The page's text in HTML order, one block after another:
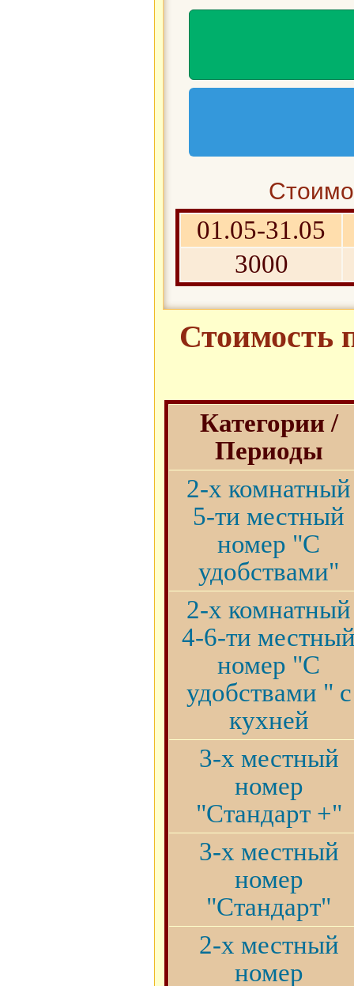
01.05-31.05
3000
Стоимость
Категории /
Периоды
2-х комнатный
5-ти местный
номер "С
удобствами"
2-х комнатный
4-6-ти
номер "С
удобствами " с
кухней
3-х местный
номер
"Стандарт +"
3-х местный
номер
"Стандарт"
2-х местный
номер